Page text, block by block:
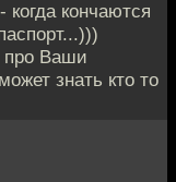
кончаются
про Ваши
знать кто то